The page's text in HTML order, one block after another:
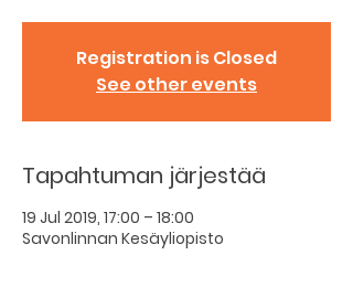
Registration is Closed
See other events
Tapahtuman järjestää
19 Jul 2019, 17:00 – 18:00
Savonlinnan Kesäyliopisto